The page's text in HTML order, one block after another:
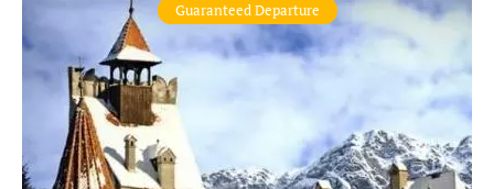
Guaranteed Departure